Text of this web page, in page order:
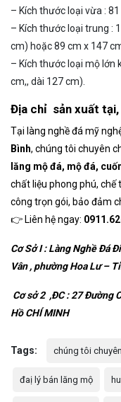
– Kích thước loại vừa :
– Kích thước loại trung :
cm) hoặc 89 cm x 147
– Kích thước loại mộ lớn
cm,, dài 127 cm).
Địa chỉ sản xuất tại,
Tại l àng nghề đámỹ
Bình, chúng tôi chuyên
lăng mộ đá, mộ đá,
chất liệu phong phú, chế
công trọn gói, bảo đảm
👉 Liên hệngay:
Cơ Sở I : Làng NghềĐá
Vân,phường Hoa Lư–
Cơ sở 2 ,ĐC :27 Đường
HồCHÍ MINH
Tags: chúng tôi
đaị lý bán lăng mộ